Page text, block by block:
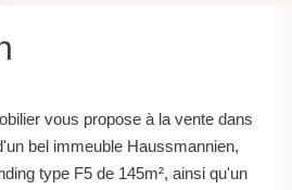
vous propose à la vente dans
bel immeuble Haussmannien,
type F5 de 145m², ainsi qu'un